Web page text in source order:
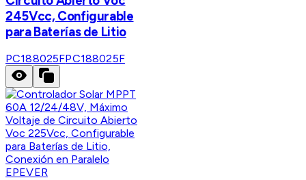
245Vcc, Configurable
para Baterías de Litio
PC188025FPC188025F
EPEVER